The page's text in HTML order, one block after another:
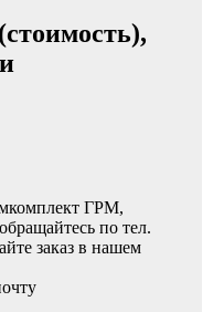
ГРМ,
по тел.
заказ в нашем